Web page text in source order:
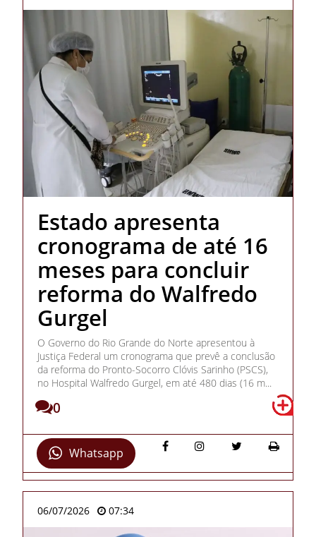
Estado apresenta
cronograma de até 16
meses para concluir
reforma do Walfredo
Gurgel
O Governo do Rio Grande do Norte apresentou à
Justiça Federal um cronograma que prevê a conclusão
da reforma do Pronto-Socorro Clóvis Sarinho (PSCS),
no Hospital Walfredo Gurgel, em até 480 dias (16 m...
0
Whatsapp
06/07/2026 07:34